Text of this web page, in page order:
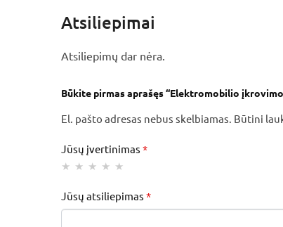
Atsiliepimai
Atsiliepimų dar nėra.
Būkite pirmas aprašęs “Elektromobilio įkrovimo
El. pašto adresas nebus skelbiamas. Būtini
Jūsų įvertinimas*
Jūsų atsiliepimas*